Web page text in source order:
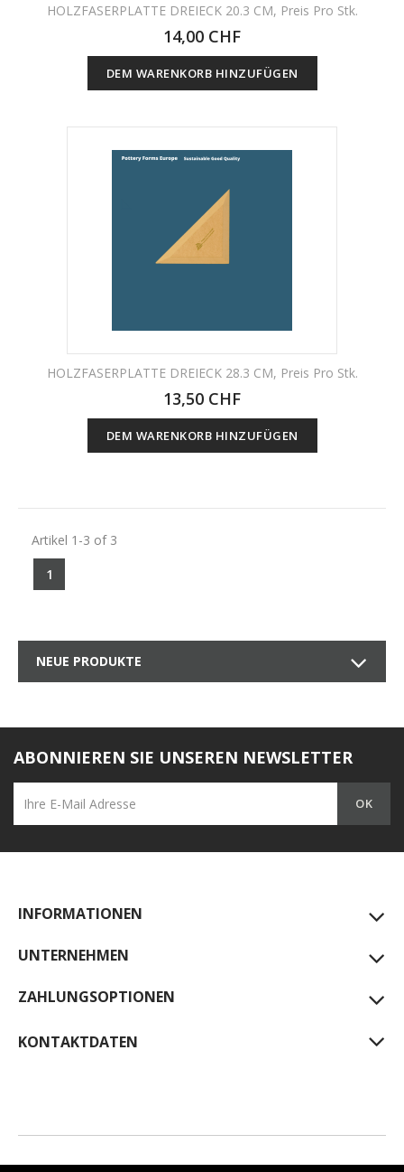
HOLZFASERPLATTE DREIECK 20.3 CM, Preis Pro Stk.
14,00 CHF
DEM WARENKORB HINZUFÜGEN
HOLZFASERPLATTE DREIECK 28.3 CM, Preis Pro Stk.
13,50 CHF
DEM WARENKORB HINZUFÜGEN
Artikel 1-3 of 3
1
NEUE PRODUKTE
ABONNIEREN SIE UNSEREN NEWSLETTER
INFORMATIONEN
UNTERNEHMEN
ZAHLUNGSOPTIONEN
KONTAKTDATEN